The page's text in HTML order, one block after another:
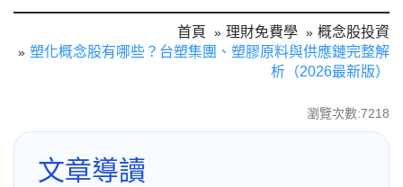
首頁 理財免費學
概念股投資
塑化概念股有哪些？台塑集團、塑膠原料與供應鏈完整解
析（2026最新版）
瀏覽次數:7218
文章導讀